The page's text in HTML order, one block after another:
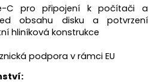
C pro připojení k počítači a
obsahu disku a potvrzení
hliníková konstrukce
podpora v rámci EU